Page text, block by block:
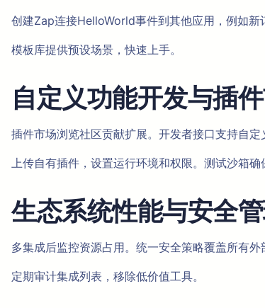
创建Zap连接HelloWorld事件到其他应用，例如新
模板库提供预设场景，快速上手。
自定义功能开发与插
插件市场浏览社区贡献扩展。开发者接口支持自定
上传自有插件，设置运行环境和权限。测试沙箱确
生态系统性能与安全
多集成后监控资源占用。统一安全策略覆盖所有外
定期审计集成列表，移除低价值工具。